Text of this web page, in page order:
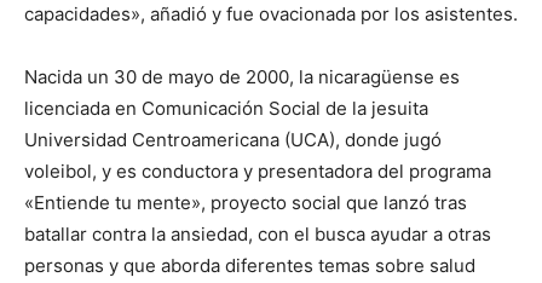
capacidades», añadió y fue ovacionada por los asistentes.
Nacida un 30 de mayo de 2000, la nicaragüense es
licenciada en Comunicación Social de la jesuita
Universidad Centroamericana (UCA), donde jugó
voleibol, y es conductora y presentadora del programa
«Entiende tu mente», proyecto social que lanzó tras
batallar contra la ansiedad, con el busca ayudar a otras
personas y que aborda diferentes temas sobre salud